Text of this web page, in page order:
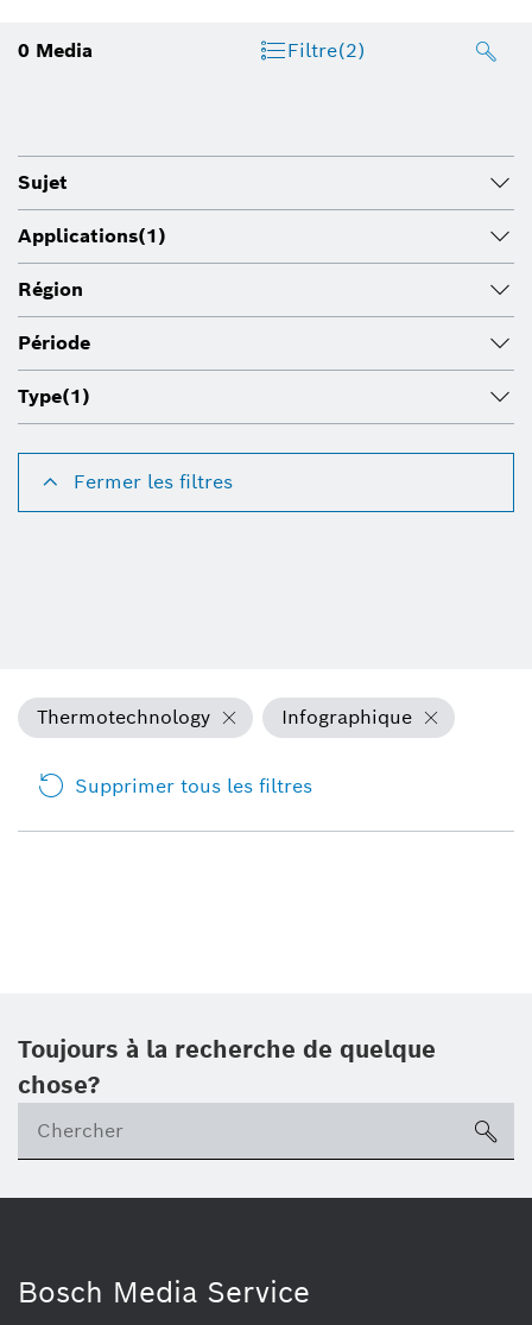
0 Media Filtre(2)
Sujet
Applications(1)
Région
Période
Type(1)
Fermer les filtres
Thermotechnology Infographique
Supprimer tous les filtres
Toujours à la recherche de quelque
chose?
Bosch Media Service